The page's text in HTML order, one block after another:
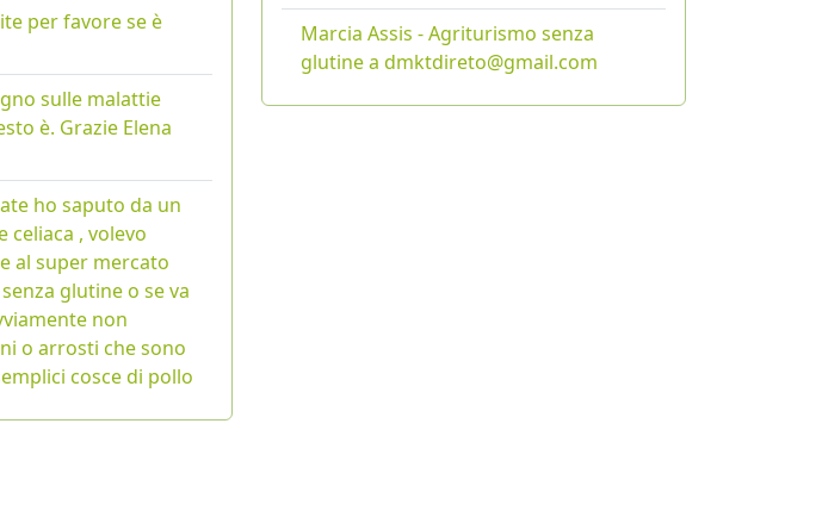
per favore se è
sulle malattie
è. Grazie Elena
ho saputo da un
celiaca , volevo
al super mercato
glutine o se va
non
o arrosti che sono
cosce di pollo
Marcia Assis - Agriturismo senza
glutine a dmktdireto@gmail.com